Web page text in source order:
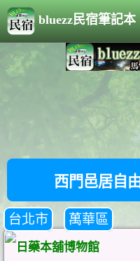
bluezz民宿筆記本
西門邑居自
台北市 萬華區
日藥本舖博物館